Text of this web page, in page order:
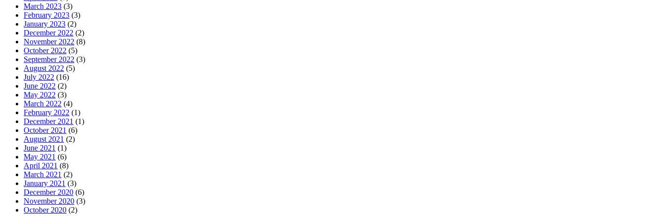
March 2023 (3)
February 2023 (3)
January 2023 (2)
December 2022 (2)
November 2022 (8)
October 2022 (5)
September 2022 (3)
August 2022 (5)
July 2022 (16)
June 2022 (2)
May 2022 (3)
March 2022 (4)
February 2022 (1)
December 2021 (1)
October 2021 (6)
August 2021 (2)
June 2021 (1)
May 2021 (6)
April 2021 (8)
March 2021 (2)
January 2021 (3)
December 2020 (6)
November 2020 (3)
October 2020 (2)